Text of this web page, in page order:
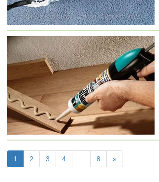
1 2 3 4 8 »